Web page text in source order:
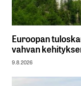
Euroopan
vahvan
9.8.2026